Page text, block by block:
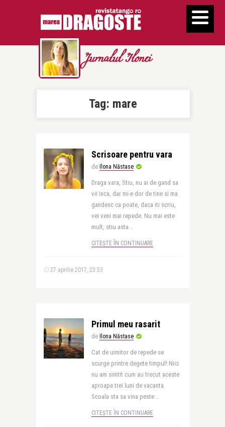
Jurnalul Ilonei
Tag: mare
Scrisoare pentru vara
de Ilona Năstase
Draga vara, Stiu, nu ai de gand sa
vii inca, dar mi-e dor de tine si ma
gandesc ca poate, daca iti scriu,
vei veni mai repede. Nu mai este
mult, stiu asta ..
CITEȘTE ÎN CONTINUARE
27 aprilie 2017, 23:53
Primul meu rasarit
de Ilona Năstase
Cat de uimitor de repede se
scurge printre degete timpul! Nici
nu am simtit cum au trecut aceste
aproape trei luni de vacanta.
Scoala sta sa vina peste ..
CITEȘTE ÎN CONTINUARE